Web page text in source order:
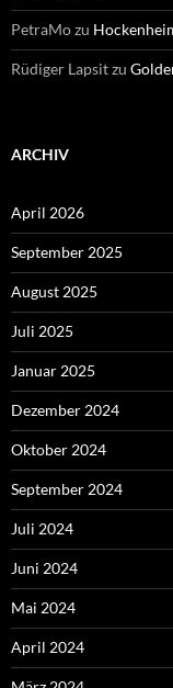
PetraMozu
Rüdiger Lapsitzu
ARCHIV
April 2026
September 2025
August 2025
Juli 2025
Januar 2025
Dezember 2024
Oktober 2024
September 2024
Juli 2024
Juni 2024
Mai 2024
April 2024